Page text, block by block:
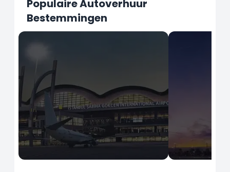
Populaire Autoverhuur
Bestemmingen